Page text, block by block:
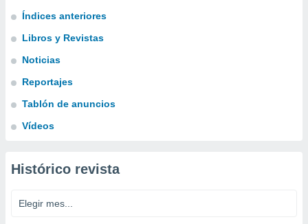
Índices anteriores
Libros y Revistas
Noticias
Reportajes
Tablón de anuncios
Vídeos
Histórico revista